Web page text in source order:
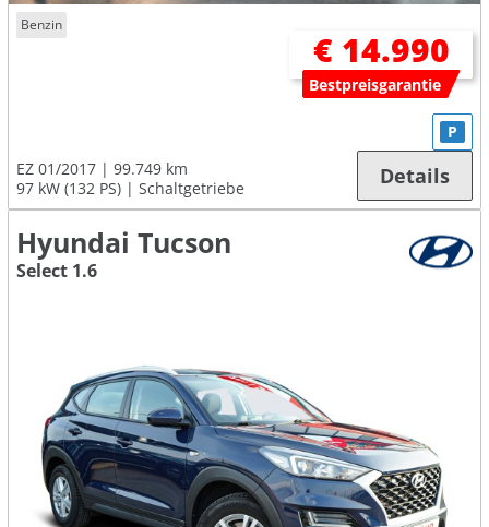
Benzin
€ 14.990
Bestpreisgarantie
EZ 01/2017
99.749 km
97 kW (132 PS)
Schaltgetriebe
P
Details
Hyundai Tucson
Select 1.6